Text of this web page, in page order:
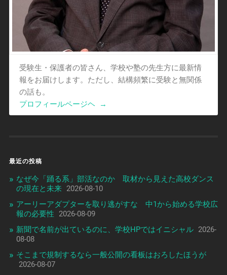
受験生・保護者の皆さん、学校や塾の先生方に最新情
報をお届けします。ただし、結構頻繁に受験と無関係
の話も。
プロフィールページヘ
→
最近の投稿
なぜ今「踊る系」部活なのか 取材から見えた高校ダンス
の現在と未来 2026-08-10
アーリーアダプターを取り逃がすな 中1から始める学校広
報の必要性
2026-08-09
新聞で名前が出ているのに、学校HPではイニシャル 2026-
08-08
そこまで規制するなら一般公開の看板はおろしたほうが
2026-08-07